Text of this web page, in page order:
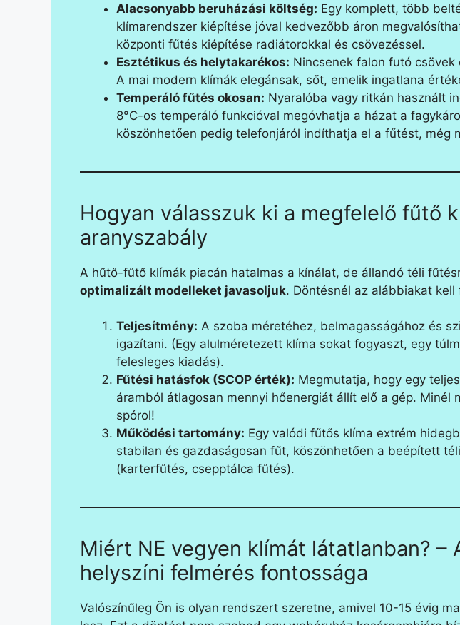
Alacsonyabb beruházási költség: Egy komplett, több
klímarendszer kiépítése jóval kedvezőbb áron
központi fűtés kiépítése radiátorokkal és csövezéssel.
Esztétikus és helytakarékos: Nincsenek falon futó
A mai modern klímák elegánsak, sőt, emelik ingatlana
Temperáló fűtés okosan: Nyaralóba vagy ritkán használt
8°C-os temperáló funkcióval megóvhatja a házat a
köszönhetően pedig telefonjáról indíthatja el a fűtést, még
Hogyan válasszuk ki a megfelelő fűtő
aranyszabály
A hűtő-fűtő klímák piacán hatalmas a kínálat, de állandó téli
optimalizált modelleket javasoljuk. Döntésnél az alábbiakat kell
Teljesítmény: A szoba méretéhez, belmagasságához és
igazítani. (Egy alulméretezett klíma sokat fogyaszt, egy
felesleges kiadás).
Fűtési hatásfok (SCOP érték): Megmutatja, hogy egy
áramból átlagosan mennyi hőenergiát állít elő a gép. Minél
spórol!
Működési tartomány: Egy valódi fűtős klíma extrém
stabilan és gazdaságosan fűt, köszönhetően a beépített
(karterfűtés, csepptálca fűtés).
Miért NE vegyen klímát látatlanban? –
helyszíni felmérés fontossága
Valószínűleg Ön is olyan rendszert szeretne, amivel 10-15 évig